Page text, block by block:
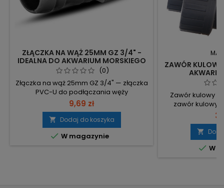
ZŁĄCZKA NA WĄŻ 25MM GZ 3/4" -
IDEALNA DO AKWARIUM MORSKIEGO
(0)
Złączka na wąż 25mm GZ 3/4" — złączka
PVC-U do podłączania węży
elastycznych do elementów z gwintem
zewnętrznym, odporna na działanie
wody morskiej. Średnica wewnętrzna 25
mm – pasuje na węże elastyczne (np.
silikonowe). Gwint zewnętrzny 3/4 cala –
9,69 zł
 Dodaj do koszyka
 W magazynie
ZAWÓR
Zawór kulowy
zawór kulowy
przeznaczony
Typ: zawór
przepływu.
dopasowanie
proste

 W